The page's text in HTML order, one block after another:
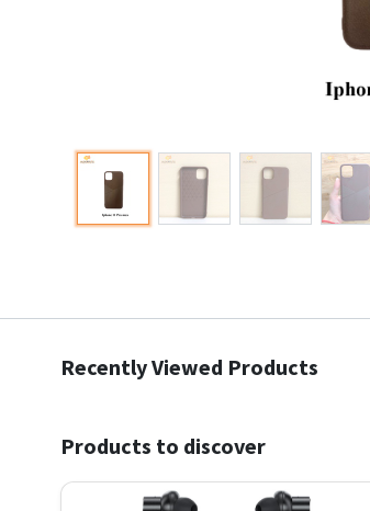
Recently Viewed Products
Products to discover